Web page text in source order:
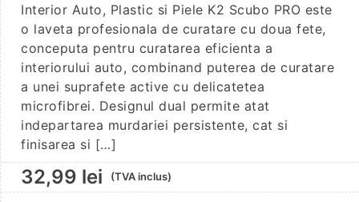
Interior Auto, Plastic si Piele K2 Scubo PRO este
o laveta profesionala de curatare cu doua fete,
conceputa pentru curatarea eficienta a
interiorului auto, combinand puterea de curatare
a unei suprafete active cu delicatetea
microfibrei. Designul dual permite atat
indepartarea murdariei persistente, cat si
finisarea si […]
32,99 lei (TVA inclus)